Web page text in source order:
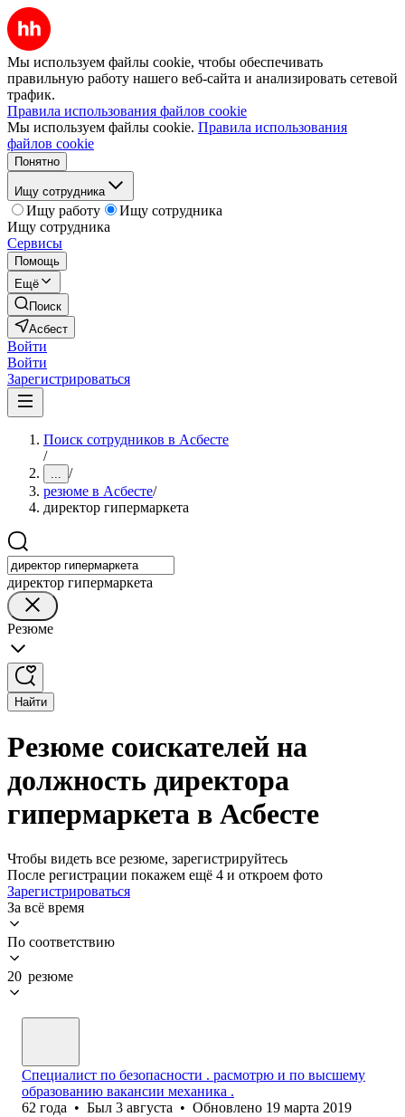
Мы используем файлы cookie, чтобы обеспечивать
правильную работу нашего веб-сайта и анализировать сетевой
трафик.
Правила использования файлов cookie
Мы используем файлы cookie. Правила использования
файлов cookie
Понятно
Ищу сотрудника
Ищу работу
Ищу сотрудника
Ищу сотрудника
Сервисы
Помощь
Ещё
Поиск
Асбест
Войти
Войти
Зарегистрироваться
Поиск сотрудников в Асбесте
/
... /
резюме в Асбесте/
директор гипермаркета
директор гипермаркета
Резюме
Найти
Резюме соискателей на
должность директора
гипермаркета в Асбесте
Чтобы видеть все резюме, зарегистрируйтесь
После регистрации покажем ещё 4 и откроем фото
Зарегистрироваться
За всё время
По соответствию
20 резюме
Специалист по безопасности . расмотрю и по высшему
образованию вакансии механика .
62 года • Был 3 августа • Обновлено 19 марта 2019